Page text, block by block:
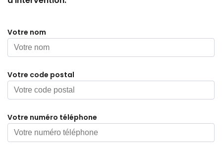
Votre nom
Votre code postal
Votre numéro téléphone